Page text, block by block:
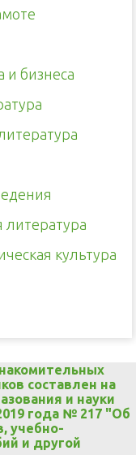
бизнеса
литература
культура
составлен на
и науки
года № 217 "Об
учебно-
и другой